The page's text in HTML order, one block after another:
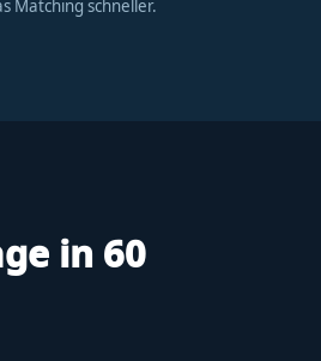
Matching schneller.
in 60